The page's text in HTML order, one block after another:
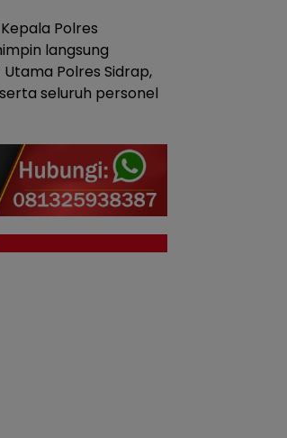
Polres
langsung
Polres Sidrap,
seluruh personel